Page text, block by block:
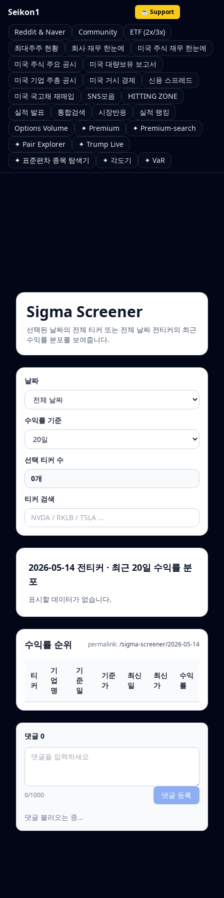
Seikon1 ☕ Support
Reddit & Naver Community
ETF (2x/3x)
최대주주 현황
회사 재무 한눈에
미국 주식 재무 한눈에
미국 주식 주요 공시
미국 대량보유 보고서
미국 기업 주총 공시
미국 거시 경제
신용 스프레드
미국 국고채 재매입
SNS모음
HITTING ZONE
실적 발표
통합검색 시장반응
실적 랭킹
Options Volume
✦ Premium
✦ Premium-search
✦ Pair Explorer
✦ Trump Live
✦ 표준편차 종목 탐색기
✦ 각도기 ✦ VaR
Sigma Screener
선택된 날짜의 전체 티커 또는 전체 날짜 전티커의 최근
수익률 분포를 보여줍니다.
날짜
수익률 기준
선택 티커 수
0개
티커 검색
2026-05-14 전티커 · 최근 20일 수익률 분
포
표시할 데이터가 없습니다.
수익률 순위 permalink: /sigma-screener/2026-05-14
티
커
기
업
명
기
준
일
기준
가
최신
일
최신
가
수익
률
댓글 0
0/1000 댓글 등록
댓글 불러오는 중...